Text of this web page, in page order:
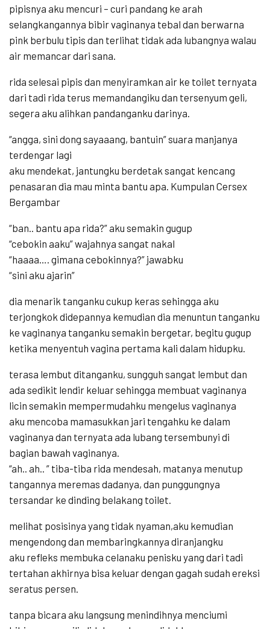
pipisnya aku mencuri – curi pandang ke arah
selangkangannya bibir vaginanya tebal dan berwarna
pink berbulu tipis dan terlihat tidak ada lubangnya walau
air memancar dari sana.
rida selesai pipis dan menyiramkan air ke toilet ternyata
dari tadi rida terus memandangiku dan tersenyum geli,
segera aku alihkan pandanganku darinya.
“angga, sini dong sayaaang, bantuin” suara manjanya
terdengar lagi
aku mendekat, jantungku berdetak sangat kencang
penasaran dia mau minta bantu apa. Kumpulan Cersex
Bergambar
“ban.. bantu apa rida?” aku semakin gugup
“cebokin aaku” wajahnya sangat nakal
“haaaa…. gimana cebokinnya?” jawabku
“sini aku ajarin”
dia menarik tanganku cukup keras sehingga aku
terjongkok didepannya kemudian dia menuntun tanganku
ke vaginanya tanganku semakin bergetar, begitu gugup
ketika menyentuh vagina pertama kali dalam hidupku.
terasa lembut ditanganku, sungguh sangat lembut dan
ada sedikit lendir keluar sehingga membuat vaginanya
licin semakin mempermudahku mengelus vaginanya
aku mencoba mamasukkan jari tengahku ke dalam
vaginanya dan ternyata ada lubang tersembunyi di
bagian bawah vaginanya.
“ah.. ah.. ” tiba-tiba rida mendesah, matanya menutup
tangannya meremas dadanya, dan punggungnya
tersandar ke dinding belakang toilet.
melihat posisinya yang tidak nyaman,aku kemudian
mengendong dan membaringkannya diranjangku
aku refleks membuka celanaku penisku yang dari tadi
tertahan akhirnya bisa keluar dengan gagah sudah ereksi
seratus persen.
tanpa bicara aku langsung menindihnya menciumi